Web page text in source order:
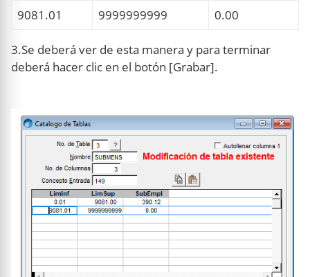
9081.01 9999999999 0.00
3.Se deberá ver de esta manera y para terminar
deberá hacer clic en el botón [Grabar].